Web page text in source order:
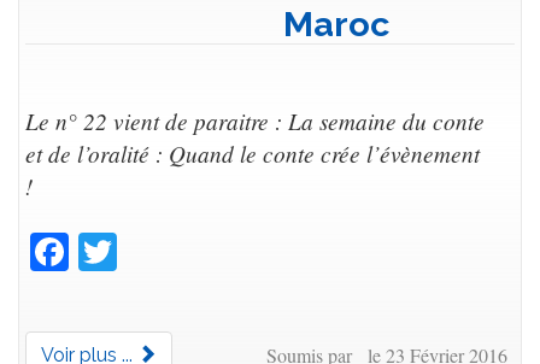
Maroc
Le n° 22 vient de paraitre : La semaine du conte
et de l’oralité : Quand le conte crée l’évènement
!
Facebook
Voir plus ... Soumis par le 23 Février 2016